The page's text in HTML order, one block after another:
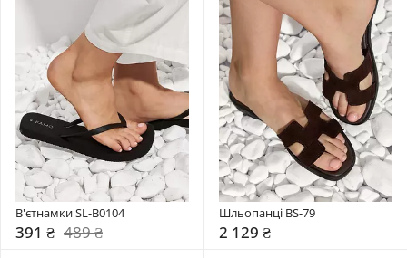
В'єтнамки SL-B0104
391 ₴ 489 ₴
Шльопанці BS-79
2 129 ₴